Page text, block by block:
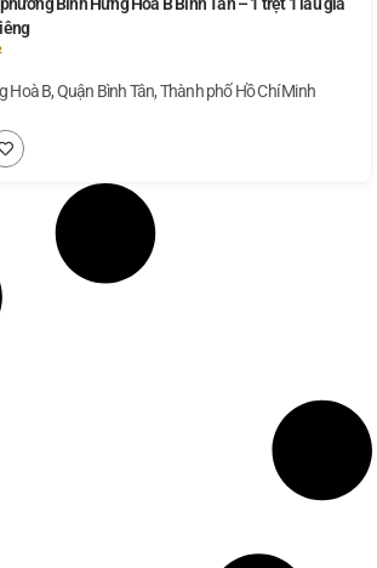
Bình Hưng Hoà B Bình Tân – 1 trệt 1 lầu giá
Hoà B, Quận Bình Tân, Thành phố Hồ Chí Minh